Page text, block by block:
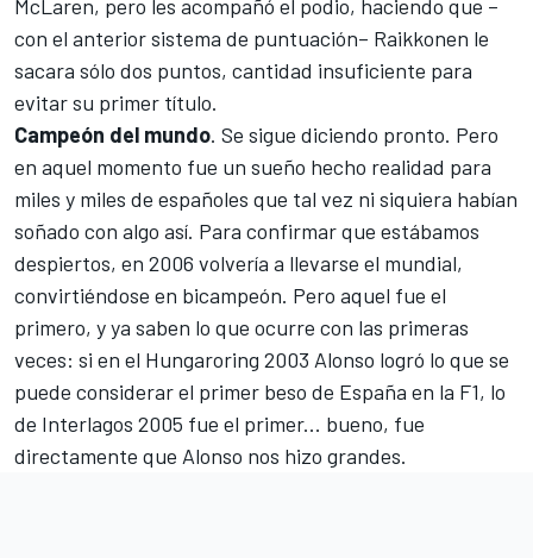
McLaren, pero les acompañó el podio, haciendo que –
con el anterior sistema de puntuación– Raikkonen le
sacara sólo dos puntos, cantidad insuficiente para
evitar su primer título.
Campeón del mundo. Se sigue diciendo pronto. Pero
en aquel momento fue un sueño hecho realidad para
miles y miles de españoles que tal vez ni siquiera habían
soñado con algo así. Para confirmar que estábamos
despiertos, en 2006 volvería a llevarse el mundial,
convirtiéndose en bicampeón. Pero aquel fue el
primero, y ya saben lo que ocurre con las primeras
veces: si en el Hungaroring 2003 Alonso logró lo que se
puede considerar el primer beso de España en la F1, lo
de Interlagos 2005 fue el primer... bueno, fue
directamente que Alonso nos hizo grandes.